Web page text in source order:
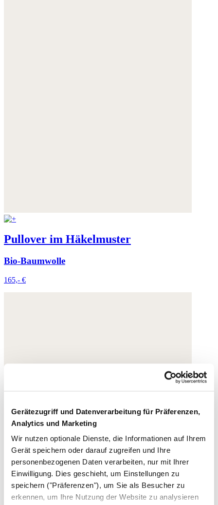
Gerätezugriff und Datenverarbeitung für Präferenzen,
Analytics und Marketing
Wir nutzen optionale Dienste, die Informationen auf Ihrem
Gerät speichern oder darauf zugreifen und Ihre
personenbezogenen Daten verarbeiten, nur mit Ihrer
Einwilligung. Dies geschieht, um Einstellungen zu
speichern ("Präferenzen"), um Sie als Besucher zu
erkennen, um Ihre Nutzung der Website zu analysieren
Pullover im Häkelmuster
Bio-Baumwolle
165,- €